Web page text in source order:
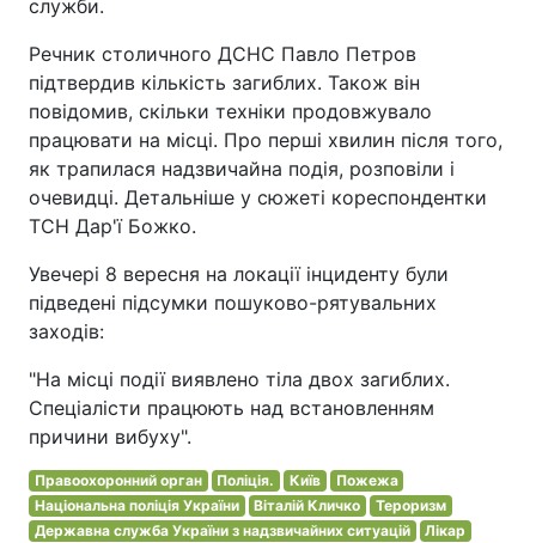
служби.
Речник столичного ДСНС Павло Петров
підтвердив кількість загиблих. Також він
повідомив, скільки техніки продовжувало
працювати на місці. Про перші хвилин після того,
як трапилася надзвичайна подія, розповіли і
очевидці. Детальніше у сюжеті кореспондентки
ТСН Дар'ї Божко.
Увечері 8 вересня на локації інциденту були
підведені підсумки пошуково-рятувальних
заходів:
"На місці події виявлено тіла двох загиблих.
Спеціалісти працюють над встановленням
причини вибуху".
Правоохоронний орган Поліція. Київ
Пожежа
Національна поліція України
Віталій Кличко
Тероризм
Державна служба України з надзвичайних ситуацій
Лікар